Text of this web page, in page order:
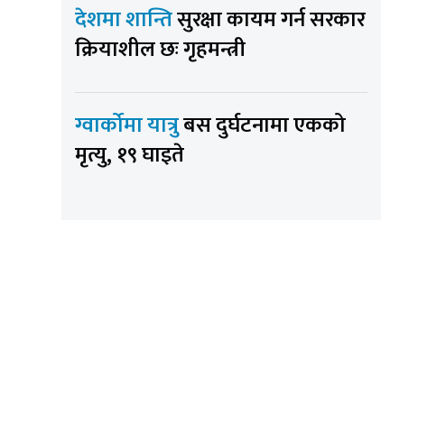
देशमा शान्तिसुरक्षा कायम गर्न सरकार
क्रियाशील छः गृहमन्त्री
ग्वार्कोमा यात्रुबस दुर्घटनामा एकको
मृत्यु, १९ घाइते